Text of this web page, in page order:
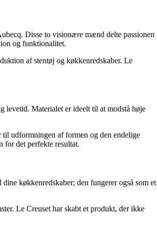
Disse to visionære mænd delte passionen
og funktionalitet.
af stentøj og køkkenredskaber. Le
levetid. Materialet er ideelt til at modstå høje
udformningen af formen og den endelige
for det perfekte resultat.
køkkenredskaber; den fungerer også som et
Le Creuset har skabt et produkt, der ikke